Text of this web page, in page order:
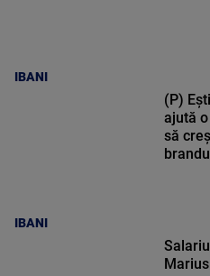
IBANI
IBANI
(P)
ajută
să